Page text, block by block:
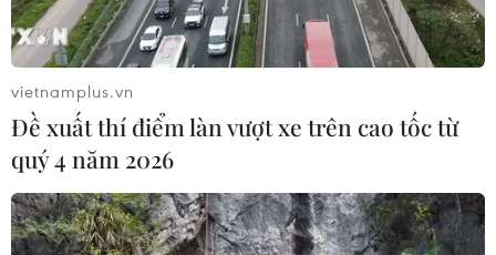
vietnamplus.vn
Đề xuất thí điểm làn vượt xe trên cao tốc từ
quý 4 năm 2026